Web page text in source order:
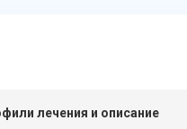
лечения и описание